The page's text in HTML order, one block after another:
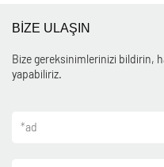
BİZE ULAŞIN
Bize gereksinimlerinizi bildirin,
yapabiliriz.
*ad